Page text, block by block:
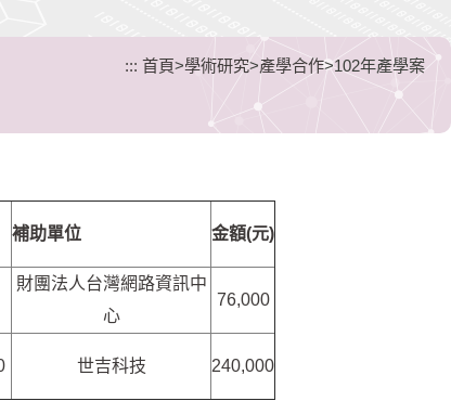
::: 首頁>學術研究>產學合作>102年產學案
補助單位 金額(元)
財團法人台灣網路資訊中
心
76,000
世吉科技 240,000